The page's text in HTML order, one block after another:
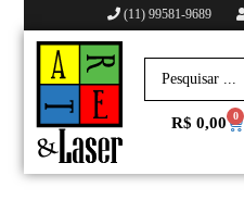
(11) 99581-9689
R$ 0,00 0